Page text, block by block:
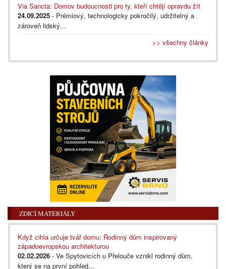
Via Sancta: Domov budoucnosti pro ty, kteří chtějí opravdu žít
24.09.2025 - Prémiový, technologicky pokročilý, udržitelný a
zároveň lidský...
>> všechny články
ZDICÍ MATERIÁLY
Když cihla určuje tvář domu: Rodinný dům inspirovaný
západoevropskou architekturou
02.02.2026 - Ve Spytovicích u Přelouče vznikl rodinný dům,
který se na první pohled...